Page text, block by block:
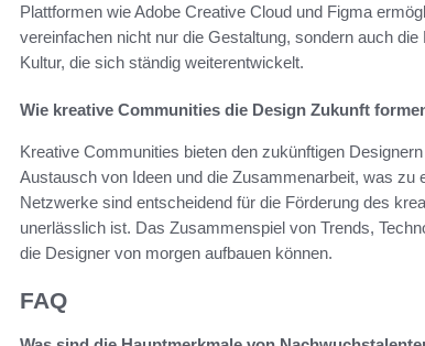
Plattformen wie Adobe Creative Cloud und Figma
vereinfachen nicht nur die Gestaltung, sondern auch
Kultur, die sich ständig weiterentwickelt.
Wie kreative Communities die Design Zukunft
Kreative Communities bieten den zukünftigen
Austausch von Ideen und die Zusammenarbeit, was
Netzwerke sind entscheidend für die Förderung des
unerlässlich ist. Das Zusammenspiel von Trends,
die Designer von morgen aufbauen können.
FAQ